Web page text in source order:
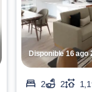
Disponible 16 ago
2 2